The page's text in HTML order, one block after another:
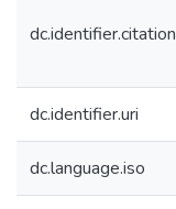
dc.identifier.citation
dc.identifier.uri
dc.language.iso